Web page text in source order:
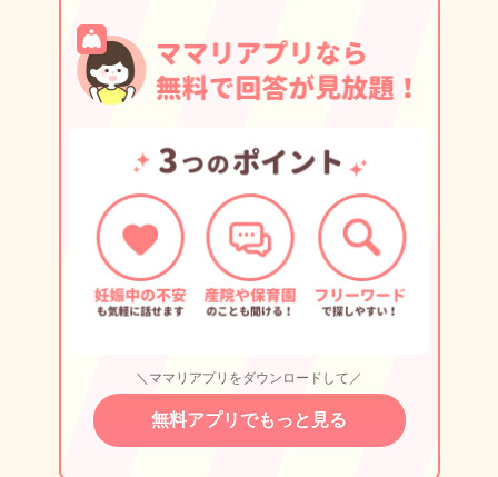
＼ママリアプリをダウンロードして／
無料アプリでもっと見る